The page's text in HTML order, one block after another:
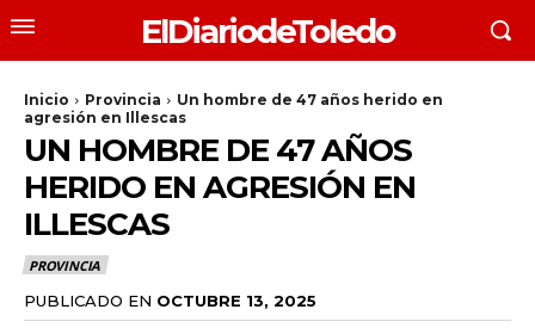
ElDiariodeToledo
Inicio Provincia
Un hombre de 47 años herido en
agresión en Illescas
UN HOMBRE DE 47 AÑOS
HERIDO EN AGRESIÓN EN
ILLESCAS
PROVINCIA
PUBLICADO EN OCTUBRE 13, 2025